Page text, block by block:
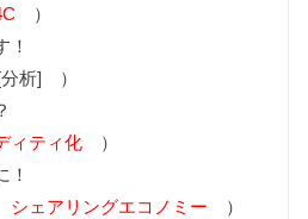
）
！
析] ）
ィティ化 ）
！
シェアリングエコノミー ）